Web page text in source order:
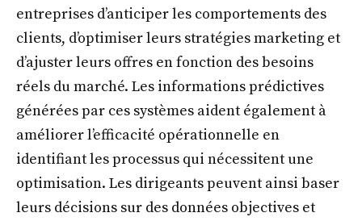
entreprises d’anticiper les comportements des
clients, d’optimiser leurs stratégies marketing et
d’ajuster leurs offres en fonction des besoins
réels du marché. Les informations prédictives
générées par ces systèmes aident également à
améliorer l’efficacité opérationnelle en
identifiant les processus qui nécessitent une
optimisation. Les dirigeants peuvent ainsi baser
leurs décisions sur des données objectives et